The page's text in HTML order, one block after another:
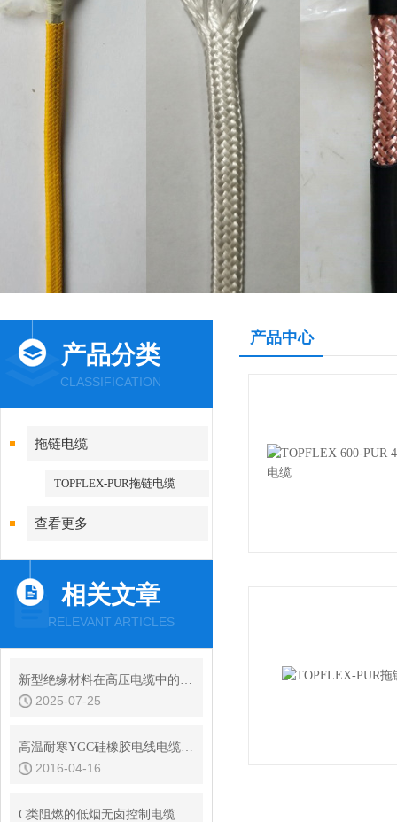
产品分类
CLASSIFICATION
拖链电缆
TOPFLEX-PUR拖链电缆
查看更多
相关文章
RELEVANT ARTICLES
新型绝缘材料在高压电缆中的应用
2025-07-25
高温耐寒YGC硅橡胶电线电缆-康泰电缆
2016-04-16
C类阻燃的低烟无卤控制电缆标准型号选型
产品中心